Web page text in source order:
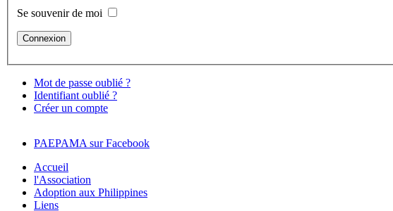
Se souvenir de moi
Mot de passe oublié ?
Identifiant oublié ?
Créer un compte
PAEPAMA sur Facebook
Accueil
l'Association
Adoption aux Philippines
Liens